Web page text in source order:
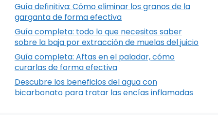
Guía definitiva: Cómo eliminar los granos de la
garganta de forma efectiva
Guía completa: todo lo que necesitas saber
sobre la baja por extracción de muelas del juicio
Guía completa: Aftas en el paladar, cómo
curarlas de forma efectiva
Descubre los beneficios del agua con
bicarbonato para tratar las encías inflamadas